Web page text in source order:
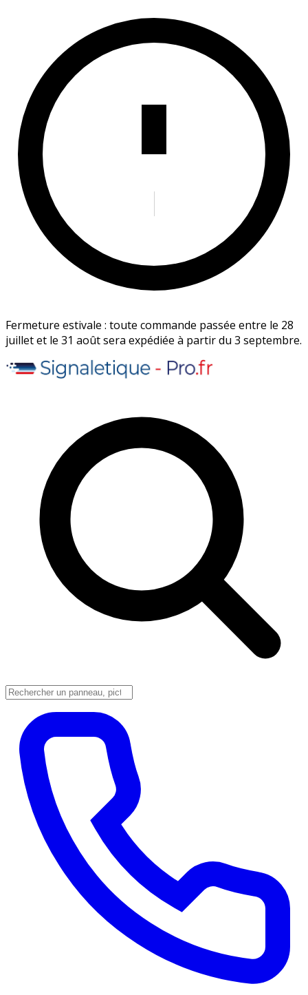
Fermeture estivale : toute commande passée entre le 28
juillet et le 31 août sera expédiée à partir du 3 septembre.